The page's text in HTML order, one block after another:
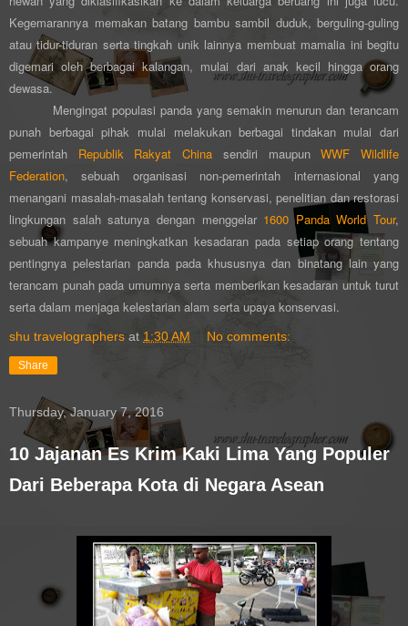
Kegemarannya memakan batang bambu sambil duduk, berguling-guling
atau tidur-tiduran serta tingkah unik lainnya membuat mamalia ini begitu
digemari oleh berbagai kalangan, mulai dari anak kecil hingga orang
dewasa.
Mengingat populasi panda yang semakin menurun dan terancam
punah berbagai pihak mulai melakukan berbagai tindakan mulai dari
pemerintah Republik Rakyat China sendiri maupunWWF Wildlife
Federation, sebuah organisasi non-pemerintah internasional yang
menangani masalah-masalah tentang konservasi, penelitian dan restorasi
lingkungan salah satunya dengan menggelar 1600 Panda World Tour,
sebuah kampanye meningkatkan kesadaran pada setiap orang tentang
pentingnya pelestarian panda pada khususnya dan binatang lain yang
terancam punah pada umumnya serta memberikan kesadaran untuk turut
serta dalam menjaga kelestarian alam serta upaya konservasi.
shu travelographers at 1:30 AM No comments:
Share
Thursday, January 7, 2016
10 Jajanan Es Krim Kaki Lima Yang Populer
Dari Beberapa Kota di Negara Asean